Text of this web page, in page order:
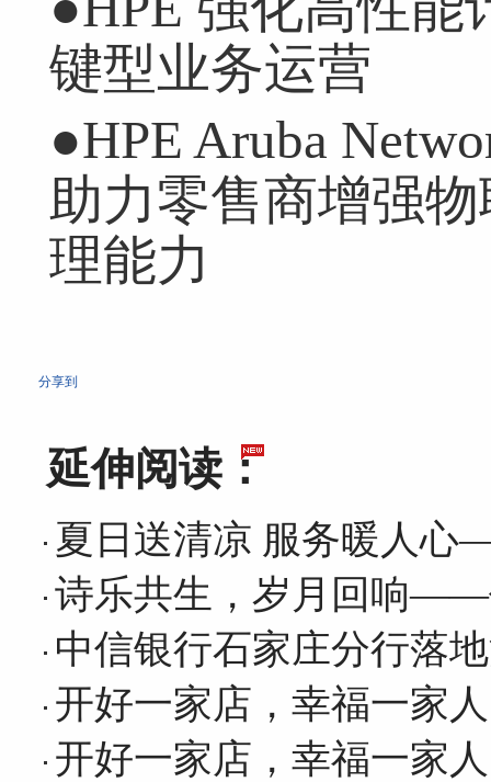
键型业务运营
●HPE Aruba
助力零售商增强
理能力
分享到
延伸阅读：
夏日送清凉 服务暖人
诗乐共生，岁月回响——
中信银行石家庄分行落
开好一家店，幸福一家
开好一家店，幸福一家